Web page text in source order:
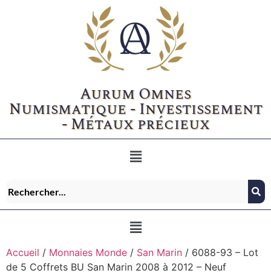
Aurum Omnes
Numismatique - Investissement
- Métaux précieux
Accueil / Monnaies Monde / San Marin / 6088-93 – Lot
de 5 Coffrets BU San Marin 2008 à 2012 – Neuf